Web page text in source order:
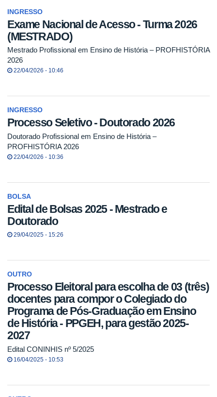
INGRESSO
Exame Nacional de Acesso - Turma 2026
(MESTRADO)
Mestrado Profissional em Ensino de História – PROFHISTÓRIA
2026
22/04/2026 - 10:46
INGRESSO
Processo Seletivo - Doutorado 2026
Doutorado Profissional em Ensino de História –
PROFHISTÓRIA 2026
22/04/2026 - 10:36
BOLSA
Edital de Bolsas 2025 - Mestrado e
Doutorado
29/04/2025 - 15:26
OUTRO
Processo Eleitoral para escolha de 03 (três)
docentes para compor o Colegiado do
Programa de Pós-Graduação em Ensino
de História - PPGEH, para gestão 2025-
2027
Edital CONINHIS nº 5/2025
16/04/2025 - 10:53